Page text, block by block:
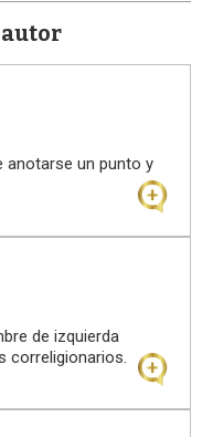
autor
anotarse un punto y
de izquierda
correligionarios.